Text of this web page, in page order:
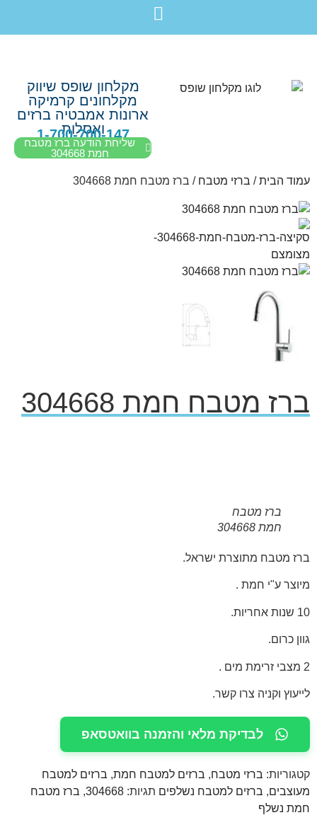
מקלחון שופס שיווק
מקלחונים קרמיקה
ארונות אמבטיה ברזים
ואסלות
1-700-700-147
שליחת הודעה ברז מטבח
חמת 304668
עמוד הבית/ ברזי מטבח / ברז מטבח חמת 304668
ברז מטבח חמת 304668
ברז מטבח
חמת 304668
ברז מטבח מתוצרת ישראל.
מיוצר ע"י חמת .
10 שנות אחריות.
גוון כרום.
2 מצבי זרימת מים .
לייעוץ וקניה צרו קשר.
לבדיקת מלאי והזמנה בוואטסאפ
קטגוריות: ברזי מטבח, ברזים למטבח חמת, ברזים למטבח
מעוצבים, ברזים למטבח נשלפים תגיות: 304668
, ברז מטבח
חמת נשלף